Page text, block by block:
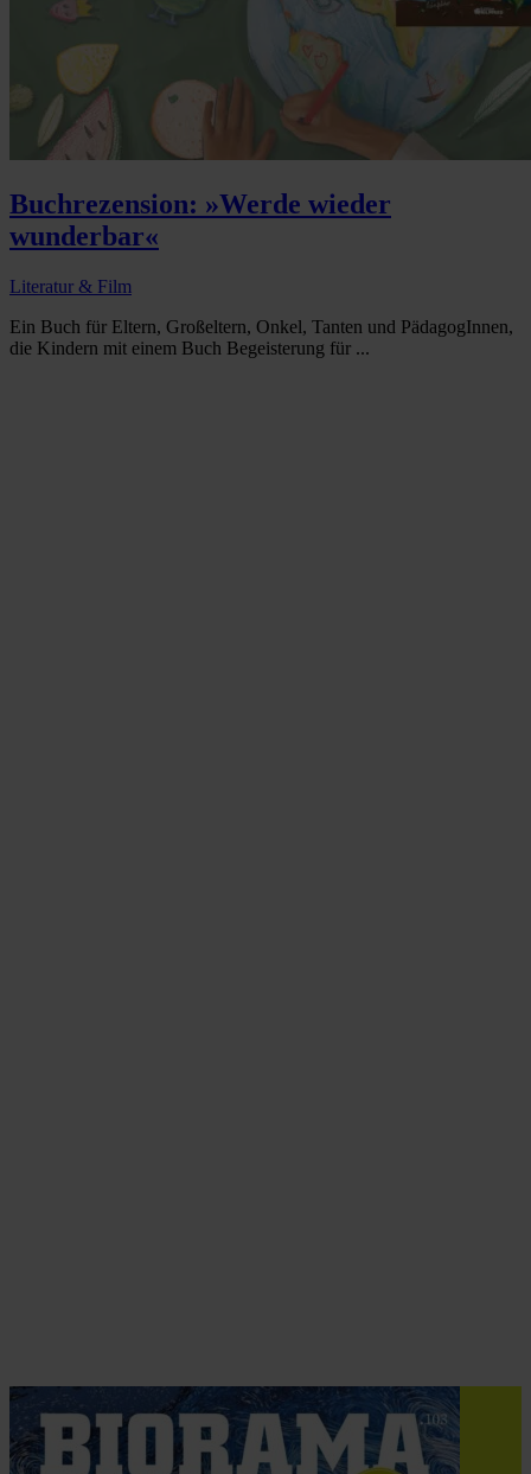
Buchrezension: »Werde wieder
wunderbar«
Literatur & Film
Ein Buch für Eltern, Großeltern, Onkel, Tanten und PädagogInnen,
die Kindern mit einem Buch Begeisterung für ...